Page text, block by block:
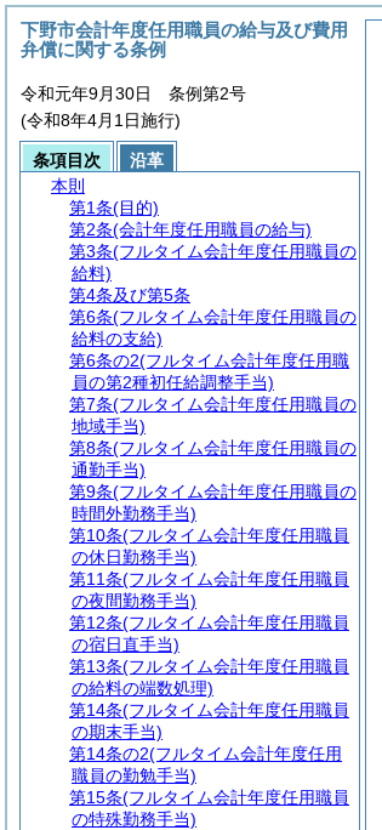
下野市会計年度任用職員の給与及び費用
弁償に関する条例
令和元年9月30日 条例第2号
(令和8年4月1日施行)
条項目次
沿革
本則
第1条(目的)
第2条(会計年度任用職員の給与)
第3条(フルタイム会計年度任用職員の
給料)
第4条及び第5条
第6条(フルタイム会計年度任用職員の
給料の支給)
第6条の2(フルタイム会計年度任用職
員の第2種初任給調整手当)
第7条(フルタイム会計年度任用職員の
地域手当)
第8条(フルタイム会計年度任用職員の
通勤手当)
第9条(フルタイム会計年度任用職員の
時間外勤務手当)
第10条(フルタイム会計年度任用職員
の休日勤務手当)
第11条(フルタイム会計年度任用職員
の夜間勤務手当)
第12条(フルタイム会計年度任用職員
の宿日直手当)
第13条(フルタイム会計年度任用職員
の給料の端数処理)
第14条(フルタイム会計年度任用職員
の期末手当)
第14条の2(フルタイム会計年度任用
職員の勤勉手当)
第15条(フルタイム会計年度任用職員
の特殊勤務手当)